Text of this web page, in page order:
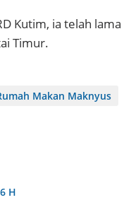
Kutim, ia telah lama
Timur.
Makan Maknyus
H